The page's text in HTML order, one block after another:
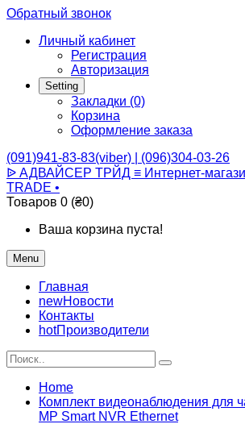
Обратный звонок
Личный кабинет
Регистрация
Авторизация
Setting
Закладки (0)
Корзина
Оформление заказа
(091)941-83-83(viber) | (096)304-03-26
ᐉ АДВАЙСЕР ТРЙД ≡ Интернет-
TRADE •
Товаров 0 (₴0)
Ваша корзина пуста!
Menu
Главная
newНовости
Контакты
hotПроизводители
Home
Комплект видеонаблюдения для
MP Smart NVR Ethernet